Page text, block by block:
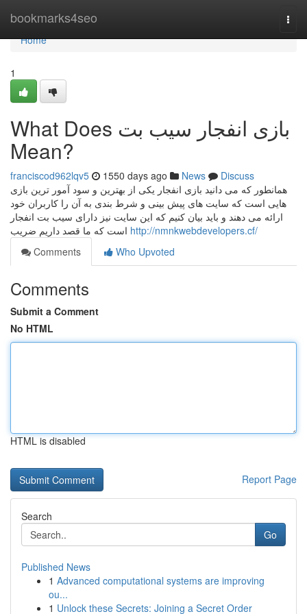
bookmarks4seo
Home
Home
1
What Does بازی انفجار سیب بت
Mean?
franciscod962lqv5 1550 days ago News
Discuss
همانطور که می دانید بازی انفجار یکی از بهترین و سود آمور ترین بازی
هایی است که سایت های پیش بینی و شرط بندی به آن را کاربران خود
ارائه می دهند و باید بیان کنیم که این سایت نیز دارای سیب بت انفجار
http://nmnkwebdevelopers.cf/
Comments
Who Upvoted
Comments
Submit a Comment
No HTML
HTML is disabled
Report Page
Search
Go
Published News
1 Advanced computational systems are improving
ou...
1 Unlock these Secrets: Joining a Secret Order